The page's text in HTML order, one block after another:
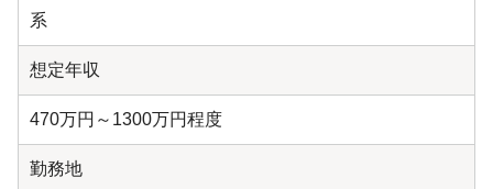
系
想定年収
470万円～1300万円程度
勤務地